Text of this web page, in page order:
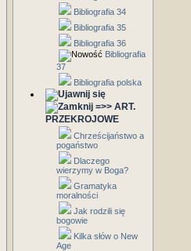
Bibliografia 34
Bibliografia 35
Bibliografia 36
Bibliografia
37
Bibliografia polska
=>> ART.
PRZEKROJOWE
Chrześcijaństwo a
pogaństwo
Dlaczego
wierzymy w Boga?
Gramatyka
moralności
Jak rodzili się
bogowie
Kilka słów o New
Age